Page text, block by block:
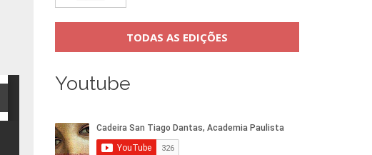
TODAS AS EDIÇÕES
Youtube